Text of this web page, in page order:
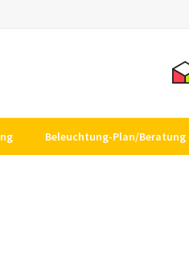
Beleuchtung-Plan/Beratung